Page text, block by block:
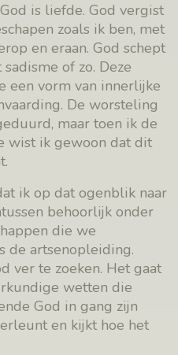
is liefde. God vergist
zoals ik ben, met
en eraan. God schept
of zo. Deze
een vorm van innerlijke
De worsteling
maar toen ik de
wist ik gewoon dat dit
ik op dat ogenblik naar
behoorlijk onder
die we
de artsenopleiding.
ver te zoeken. Het gaat
wetten die
God in gang zijn
en kijkt hoe het